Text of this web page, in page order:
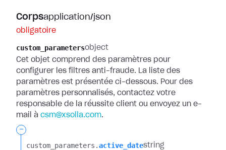
Corpsapplication/json
obligatoire
custom_parametersobject
Cet objet comprend des paramètres pour
configurer les filtres anti-fraude. La liste des
paramètres est présentée ci-dessous. Pour des
paramètres personnalisés, contactez votre
responsable de la réussite client ou envoyez un e-
mail à csm@xsolla.com.
-
custom_parameters.​active_datestring